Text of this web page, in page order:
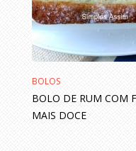
BOLOS
BOLO DE RUM COM
MAIS DOCE